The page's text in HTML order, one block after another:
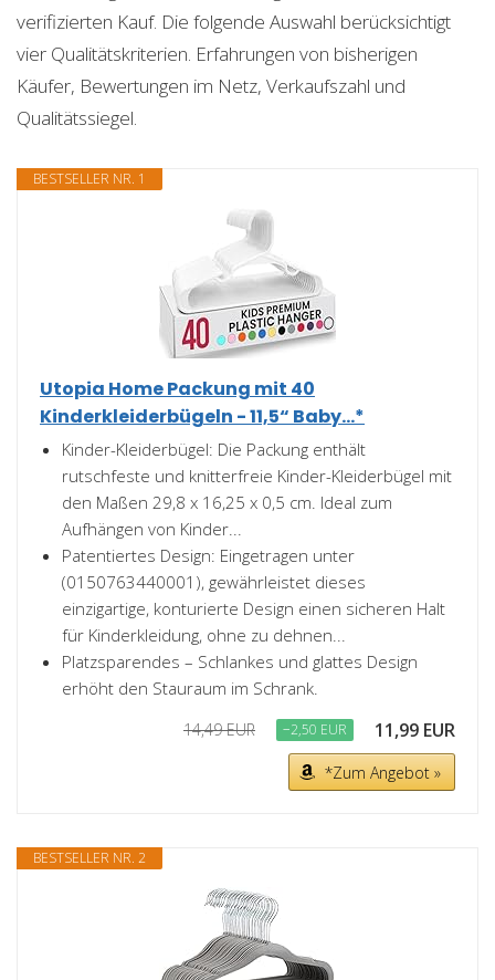
verifizierten Kauf. Die folgende Auswahl berücksichtigt
vier Qualitätskriterien. Erfahrungen von bisherigen
Käufer, Bewertungen im Netz, Verkaufszahl und
Qualitätssiegel.
BESTSELLER NR. 1
Utopia Home Packung mit 40
Kinderkleiderbügeln - 11,5“ Baby...*
Kinder-Kleiderbügel: Die Packung enthält
rutschfeste und knitterfreie Kinder-Kleiderbügel mit
den Maßen 29,8 x 16,25 x 0,5 cm. Ideal zum
Aufhängen von Kinder...
Patentiertes Design: Eingetragen unter
(0150763440001), gewährleistet dieses
einzigartige, konturierte Design einen sicheren Halt
für Kinderkleidung, ohne zu dehnen...
Platzsparendes – Schlankes und glattes Design
erhöht den Stauraum im Schrank.
14,49 EUR −2,50 EUR 11,99 EUR
*Zum Angebot »
BESTSELLER NR. 2